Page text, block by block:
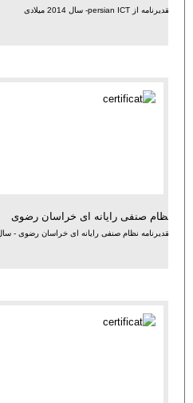
تقدیرنامه از persian ICT- سال 2014 میلادی
نظام صنفی رایانه ای خراسان رضوی
تقدیرنامه نظام صنفی رایانه ای خراسان رضوی - سال